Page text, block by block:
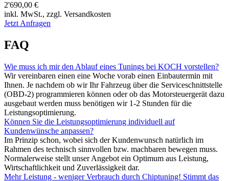
2'690,00 €
inkl. MwSt., zzgl. Versandkosten
Jetzt Anfragen
FAQ
Wie muss ich mir den Ablauf eines Tunings bei KOCH vorstellen?
Wir vereinbaren einen eine Woche vorab einen Einbautermin mit
Ihnen. Je nachdem ob wir Ihr Fahrzeug über die Serviceschnittstelle
(OBD-2) programmieren können oder ob das Motorsteuergerät dazu
ausgebaut werden muss benötigen wir 1-2 Stunden für die
Leistungsoptimierung.
Können Sie die Leistungsoptimierung individuell auf
Kundenwünsche anpassen?
Im Prinzip schon, wobei sich der Kundenwunsch natürlich im
Rahmen des technisch sinnvollen bzw. machbaren bewegen muss.
Normalerweise stellt unser Angebot ein Optimum aus Leistung,
Wirtschaftlichkeit und Zuverlässigkeit dar.
Mehr Leistung - weniger Verbrauch durch Chiptuning! Stimmt das